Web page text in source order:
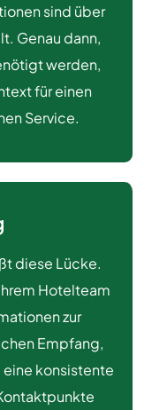
sind über
Genau dann,
werden,
für einen
Service.
diese Lücke.
Hotelteam
zur
Empfang,
eine konsistente